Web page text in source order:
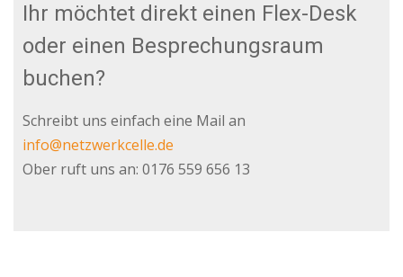
Ihr möchtet direkt einen Flex-Desk
oder einen Besprechungsraum
buchen?
Schreibt uns einfach eine Mail an
info@netzwerkcelle.de
Ober ruft uns an: 0176 559 656 13